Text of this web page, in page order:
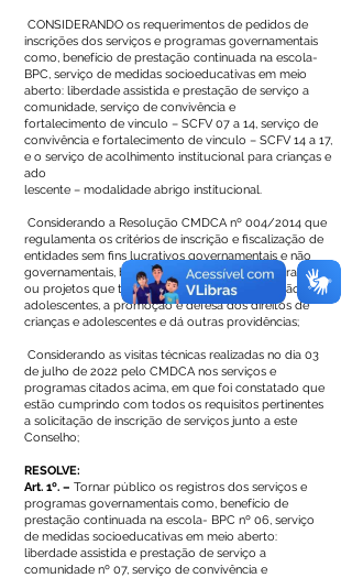
CONSIDERANDO os requerimentos de pedidos de
inscrições dos serviços e programas governamentais
como, benefício de prestação continuada na escola-
BPC, serviço de medidas socioeducativas em meio
aberto: liberdade assistida e prestação de serviço a
comunidade, serviço de convivência e
fortalecimento de vinculo – SCFV 07 a 14, serviço de
convivência e fortalecimento de vinculo – SCFV 14 a 17,
e o serviço de acolhimento institucional para crianças e
ado
lescente – modalidade abrigo institucional.
Considerando a Resolução CMDCA nº 004/2014 que
regulamenta os critérios de inscrição e fiscalização de
entidades sem fins lucrativos governamentais e não
governamentais, bem como dos serviços, programas
ou projetos que tenham por objetivo a educação de
adolescentes, a promoção e defesa dos direitos de
crianças e adolescentes e dá outras providências;
Considerando as visitas técnicas realizadas no dia 03
de julho de 2022 pelo CMDCA nos serviços e
programas citados acima, em que foi constatado que
estão cumprindo com todos os requisitos pertinentes
a solicitação de inscrição de serviços junto a este
Conselho;
RESOLVE:
Art. 1º. – Tornar público os registros dos serviços e
programas governamentais como, benefício de
prestação continuada na escola- BPC nº 06, serviço
de medidas socioeducativas em meio aberto:
liberdade assistida e prestação de serviço a
comunidade nº 07, serviço de convivência e